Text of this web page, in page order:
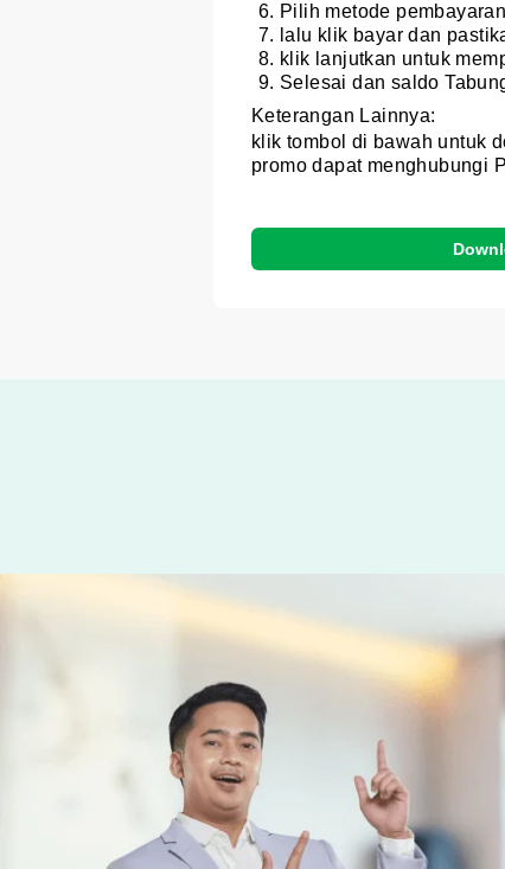
Pilih metode
lalu klik bayar dan
klik lanjutkan untuk
Selesai dan saldo
Keterangan Lainnya:
klik tombol di bawah untuk
promo dapat menghubungi